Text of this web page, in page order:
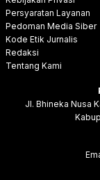
Persyaratan Layanan
Pedoman Media Siber
Kode Etik Jurnalis
Redaksi
Tentang Kami
Jl. Bhineka Nusa